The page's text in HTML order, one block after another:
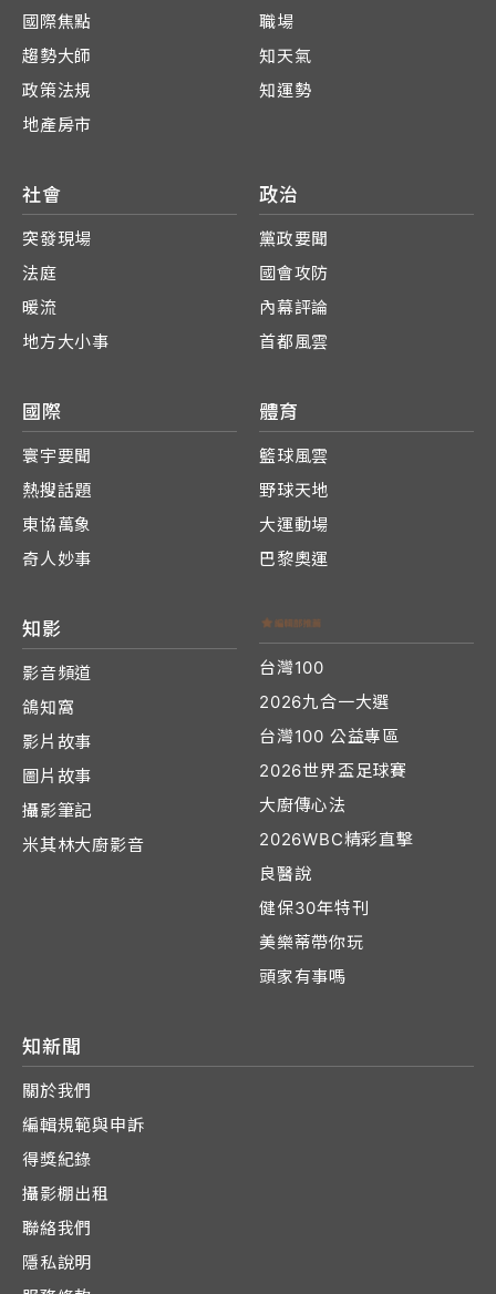
國際焦點
趨勢大師
政策法規
地產房市
職場
知天氣
知運勢
社會
突發現場
法庭
暖流
地方大小事
政治
黨政要聞
國會攻防
內幕評論
首都風雲
國際
寰宇要聞
熱搜話題
東協萬象
奇人妙事
體育
籃球風雲
野球天地
大運動場
巴黎奧運
知影
影音頻道
鴿知窩
影片故事
圖片故事
攝影筆記
米其林大廚影音
台灣100
2026九合一大選
台灣100 公益專區
2026世界盃足球賽
大廚傳心法
2026WBC精彩直擊
良醫說
健保30年特刊
美樂蒂帶你玩
頭家有事嗎
知新聞
關於我們
編輯規範與申訴
得獎紀錄
攝影棚出租
聯絡我們
隱私說明